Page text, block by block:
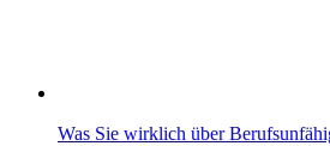
Was Sie wirklich über